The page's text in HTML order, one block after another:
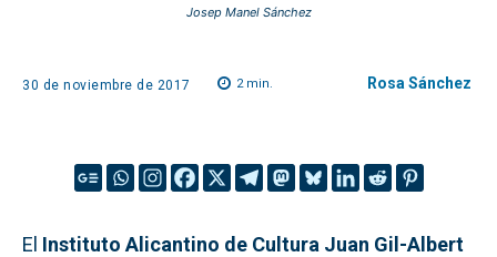
Josep Manel Sánchez
30 de noviembre de 2017 2min. Rosa Sánchez
El Instituto Alicantino de Cultura Juan Gil-Albert